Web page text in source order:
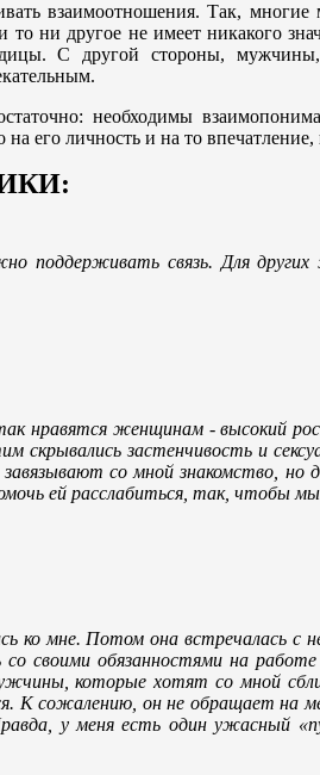
взаимоотношения. Так,
ни другое не имеет никакого
С другой стороны,
необходимы
его личность и на то
поддерживать связь. Для
нравятся женщинам - высокий
скрывались застенчивость и
со мной знакомство, но
ей расслабиться, так, чтобы мы.
ко мне. Потом она встречалась с
своими обязанностями на
которые хотят со мной
К сожалению, он не обращает на
у меня есть один ужасный